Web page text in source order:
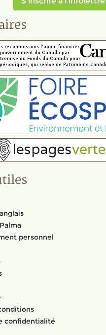
personnel
confidentialité